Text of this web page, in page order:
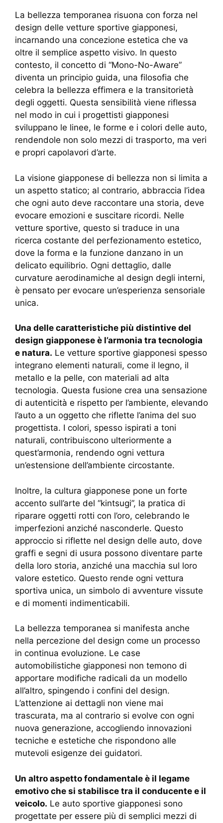
La bellezza temporanea risuona con forza nel
design delle vetture sportive giapponesi,
incarnando una concezione estetica che va
oltre il semplice aspetto visivo. In questo
contesto, il concetto di “Mono-No-Aware”
diventa un principio guida, una filosofia che
celebra la bellezza effimera e la transitorietà
degli oggetti. Questa sensibilità viene riflessa
nel modo in cui i progettisti giapponesi
sviluppano le linee, le forme e i colori delle auto,
rendendole non solo mezzi di trasporto, ma veri
e propri capolavori d’arte.
La visione giapponese di bellezza non si limita a
un aspetto statico; al contrario, abbraccia l’idea
che ogni auto deve raccontare una storia, deve
evocare emozioni e suscitare ricordi. Nelle
vetture sportive, questo si traduce in una
ricerca costante del perfezionamento estetico,
dove la forma e la funzione danzano in un
delicato equilibrio. Ogni dettaglio, dalle
curvature aerodinamiche al design degli interni,
è pensato per evocare un’esperienza sensoriale
unica.
Una delle caratteristiche più distintive del
design giapponese è l’armonia tra tecnologia
e natura. Le vetture sportive giapponesi spesso
integrano elementi naturali, come il legno, il
metallo e la pelle, con materiali ad alta
tecnologia. Questa fusione crea una sensazione
di autenticità e rispetto per l’ambiente, elevando
l’auto a un oggetto che riflette l’anima del suo
progettista. I colori, spesso ispirati a toni
naturali, contribuiscono ulteriormente a
quest’armonia, rendendo ogni vettura
un’estensione dell’ambiente circostante.
Inoltre, la cultura giapponese pone un forte
accento sull’arte del “kintsugi”, la pratica di
riparare oggetti rotti con l’oro, celebrando le
imperfezioni anziché nasconderle. Questo
approccio si riflette nel design delle auto, dove
graffi e segni di usura possono diventare parte
della loro storia, anziché una macchia sul loro
valore estetico. Questo rende ogni vettura
sportiva unica, un simbolo di avventure vissute
e di momenti indimenticabili.
La bellezza temporanea si manifesta anche
nella percezione del design come un processo
in continua evoluzione. Le case
automobilistiche giapponesi non temono di
apportare modifiche radicali da un modello
all’altro, spingendo i confini del design.
L’attenzione ai dettagli non viene mai
trascurata, ma al contrario si evolve con ogni
nuova generazione, accogliendo innovazioni
tecniche e estetiche che rispondono alle
mutevoli esigenze dei guidatori.
Un altro aspetto fondamentale è il legame
emotivo che si stabilisce tra il conducente e il
veicolo. Le auto sportive giapponesi sono
progettate per essere più di semplici mezzi di